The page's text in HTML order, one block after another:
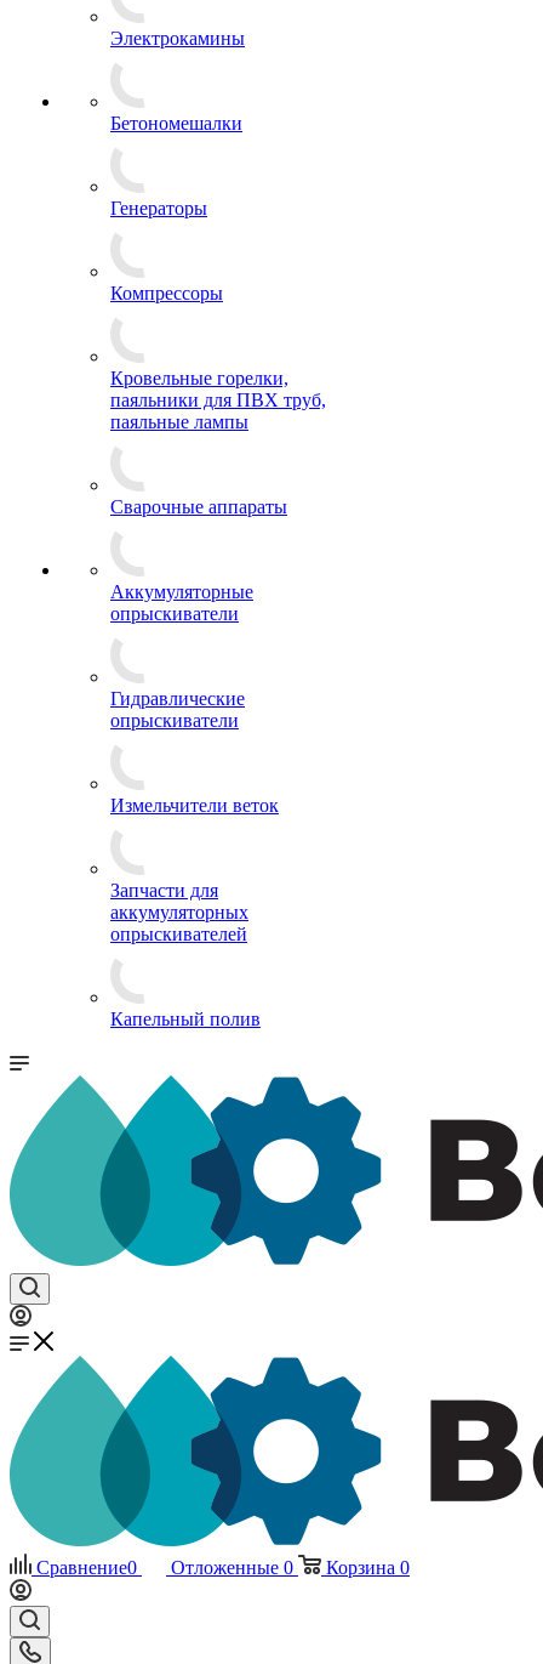
Электрокамины
Бетономешалки
Генераторы
Компрессоры
Кровельные горелки,
паяльники для ПВХ труб,
паяльные лампы
Сварочные аппараты
Аккумуляторные
опрыскиватели
Гидравлические
опрыскиватели
Измельчители веток
Запчасти для
аккумуляторных
опрыскивателей
Капельный полив
Сравнение0 Отложенные 0 Корзина 0